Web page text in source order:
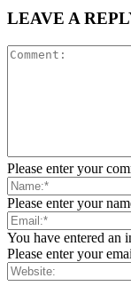
LEAVE A
Please enter your
Please enter your
You have entered an
Please enter your